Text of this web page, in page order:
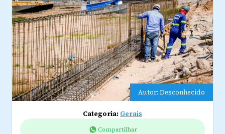
Autor: Desconhecido
Categoria: Gerais
Compartilhar